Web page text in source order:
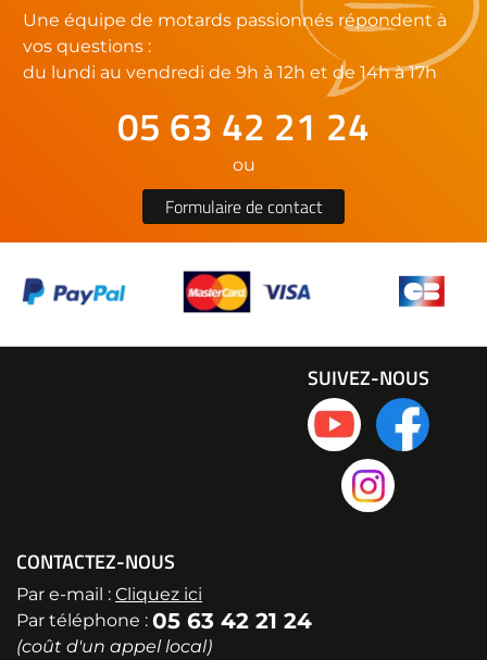
Une équipe de motards passionnés répondent à
vos questions :
du lundi au vendredi de 9h à 12h et de 14h à 17h
05 63 42 21 24
ou
Formulaire de contact
CONTACTEZ-NOUS
Par e-mail : Cliquez ici
Par téléphone : 05 63 42 21 24
(coût d'un appel local)
SUIVEZ-NOUS